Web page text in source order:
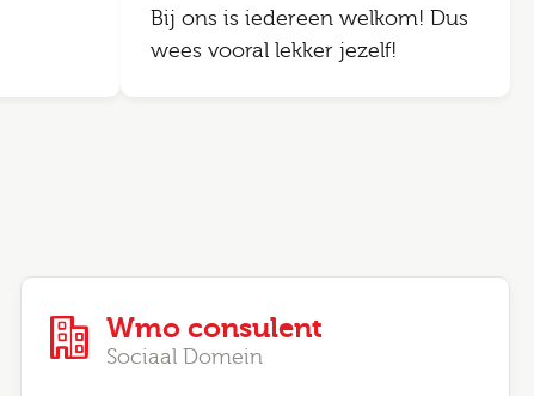
Bij ons is iedereen welkom! Dus
wees vooral lekker jezelf!
Wmo consulent
Sociaal Domein